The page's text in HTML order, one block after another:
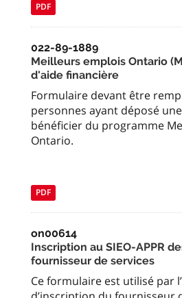
PDF
022-89-1889
Meilleurs emplois Ontario
d'aide financière
Formulaire devant être
personnes ayant déposé
bénéficier du programme
Ontario.
PDF
on00614
Inscription au SIEO-APPR
fournisseur de services
Ce formulaire est utilisé par